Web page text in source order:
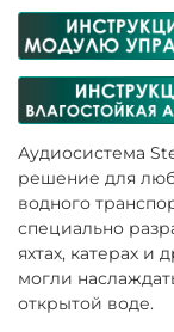
Аудиосистема
решение для
водного
специально
яхтах, катерах и
могли
открытой воде.